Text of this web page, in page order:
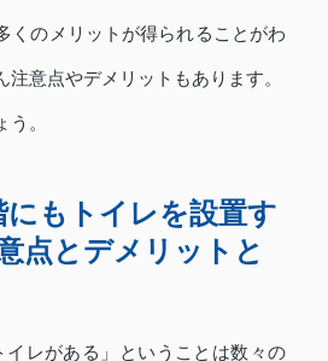
くのメリットが得られることがわ
意点やデメリットもあります。
。
にもトイレを設置す
点とデメリットと
イレがある」ということは数々の